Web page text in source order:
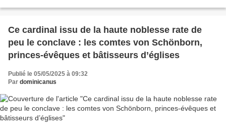
Ce cardinal issu de la haute noblesse rate de
peu le conclave : les comtes von Schönborn,
princes-évêques et bâtisseurs d’églises
Publié le 05/05/2025 à 09:32
Par dominicanus